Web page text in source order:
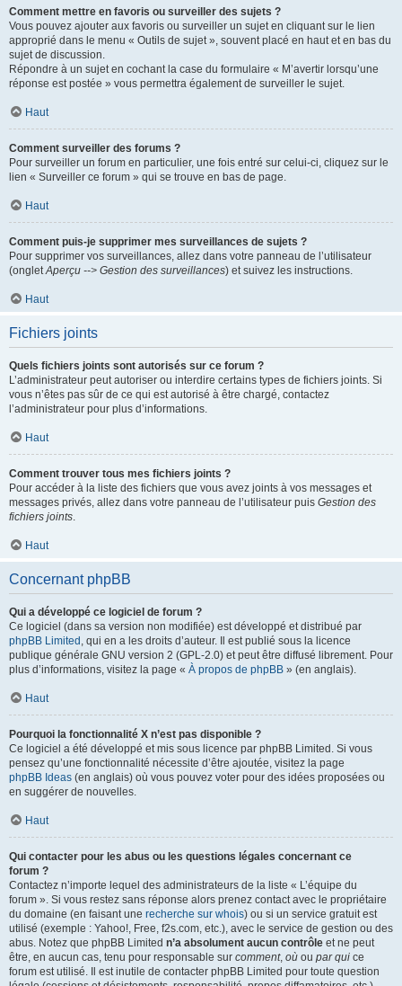
Comment mettre en favoris ou surveiller des sujets ?
Vous pouvez ajouter aux favoris ou surveiller un sujet en cliquant sur le lien
approprié dans le menu « Outils de sujet », souvent placé en haut et en bas du
sujet de discussion.
Répondre à un sujet en cochant la case du formulaire « M’avertir lorsqu’une
réponse est postée » vous permettra également de surveiller le sujet.
Haut
Comment surveiller des forums ?
Pour surveiller un forum en particulier, une fois entré sur celui-ci, cliquez sur le
lien « Surveiller ce forum » qui se trouve en bas de page.
Haut
Comment puis-je supprimer mes surveillances de sujets ?
Pour supprimer vos surveillances, allez dans votre panneau de l’utilisateur
(ongletAperçu --> Gestion des surveillances) et suivez les instructions.
Haut
Fichiers joints
Quels fichiers joints sont autorisés sur ce forum ?
L’administrateur peut autoriser ou interdire certains types de fichiers joints. Si
vous n’êtes pas sûr de ce qui est autorisé à être chargé, contactez
l’administrateur pour plus d’informations.
Haut
Comment trouver tous mes fichiers joints ?
Pour accéder à la liste des fichiers que vous avez joints à vos messages et
messages privés, allez dans votre panneau de l’utilisateur puis Gestion des
fichiers joints.
Haut
Concernant phpBB
Qui a développé ce logiciel de forum ?
Ce logiciel (dans sa version non modifiée) est développé et distribué par
phpBB Limited , qui en a les droits d’auteur. Il est publié sous la licence
publique générale GNU version 2 (GPL-2.0) et peut être diffusé librement. Pour
plus d’informations, visitez la page « À propos de phpBB » (en anglais).
Haut
Pourquoi la fonctionnalité X n’est pas disponible ?
Ce logiciel a été développé et mis sous licence par phpBB Limited. Si vous
pensez qu’une fonctionnalité nécessite d’être ajoutée, visitez la page
phpBB Ideas (en anglais) où vous pouvez voter pour des idées proposées ou
en suggérer de nouvelles.
Haut
Qui contacter pour les abus ou les questions légales concernant ce
forum ?
Contactez n’importe lequel des administrateurs de la liste « L’équipe du
forum ». Si vous restez sans réponse alors prenez contact avec le propriétaire
du domaine (en faisant une recherche sur whois) ou si un service gratuit est
utilisé (exemple : Yahoo!, Free, f2s.com, etc.), avec le service de gestion ou des
abus. Notez que phpBB Limited n’a absolument aucun contrôle et ne peut
être, en aucun cas, tenu pour responsable sur comment, où ou par qui ce
forum est utilisé. Il est inutile de contacter phpBB Limited pour toute question